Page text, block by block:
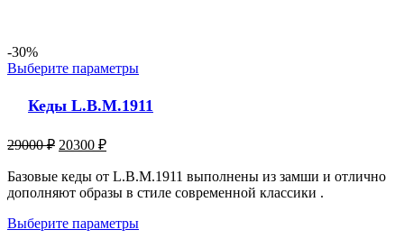
-30%
Выберите параметры
Кеды L.B.M.1911
29000₽ 20300 ₽
Базовые кеды от L.B.M.1911 выполнены из замши и отлично
дополняют образы в стиле современной классики .
Выберите параметры